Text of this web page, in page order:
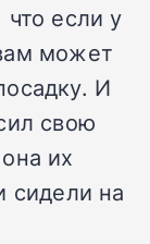
что если у
может
И
свою
их
сидели на